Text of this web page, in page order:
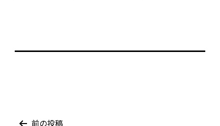
前の投稿